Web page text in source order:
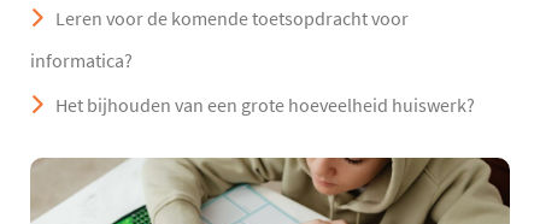
Leren voor de komende toetsopdracht voor
informatica?
Het bijhouden van een grote hoeveelheid huiswerk?